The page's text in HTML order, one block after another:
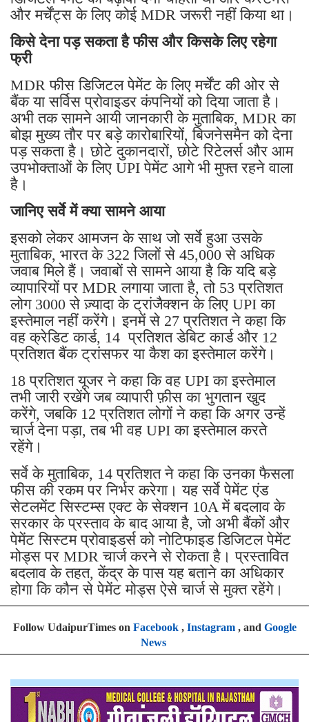
और मर्चेंट्स के लिए कोई MDR जरूरी नहीं किया था।
किसे देना पड़ सकता है फीस और किसके लिए रहेगा
फ्री
MDR फीस डिजिटल पेमेंट के लिए मर्चेंट की ओर से
बैंक या सर्विस प्रोवाइडर कंपनियों को दिया जाता है।
अभी तक सामने आयी जानकारी के मुताबिक, MDR का
बोझ मुख्य तौर पर बड़े कारोबारियों, बिजनेसमैन को देना
पड़ सकता है। छोटे दुकानदारों, छोटे रिटेलर्स और आम
उपभोक्ताओं के लिए UPI पेमेंट आगे भी मुफ्त रहने वाला
है।
जानिए सर्वे में क्या सामने आया
इसको लेकर आमजन के साथ जो सर्वे हुआ उसके
मुताबिक, भारत के 322 जिलों से 45,000 से अधिक
जवाब मिले हैं। जवाबों से सामने आया है कि यदि बड़े
व्यापारियों पर MDR लगाया जाता है, तो 53 प्रतिशत
लोग 3000 से ज़्यादा के ट्रांजैक्शन के लिए UPI का
इस्तेमाल नहीं करेंगे। इनमें से 27 प्रतिशत ने कहा कि
वह क्रेडिट कार्ड, 14 प्रतिशत डेबिट कार्ड और 12
प्रतिशत बैंक ट्रांसफर या कैश का इस्तेमाल करेंगे।
18 प्रतिशत यूजर ने कहा कि वह UPI का इस्तेमाल
तभी जारी रखेंगे जब व्यापारी फ़ीस का भुगतान खुद
करेंगे, जबकि 12 प्रतिशत लोगों ने कहा कि अगर उन्हें
चार्ज देना पड़ा, तब भी वह UPI का इस्तेमाल करते
रहेंगे।
सर्वे के मुताबिक, 14 प्रतिशत ने कहा कि उनका फैसला
फीस की रकम पर निर्भर करेगा। यह सर्वे पेमेंट एंड
सेटलमेंट सिस्टम्स एक्ट के सेक्शन 10A में बदलाव के
सरकार के प्रस्ताव के बाद आया है, जो अभी बैंकों और
पेमेंट सिस्टम प्रोवाइडर्स को नोटिफाइड डिजिटल पेमेंट
मोड्स पर MDR चार्ज करने से रोकता है। प्रस्तावित
बदलाव के तहत, केंद्र के पास यह बताने का अधिकार
होगा कि कौन से पेमेंट मोड्स ऐसे चार्ज से मुक्त रहेंगे।
Follow UdaipurTimes on Facebook, Instagram, and Google
News